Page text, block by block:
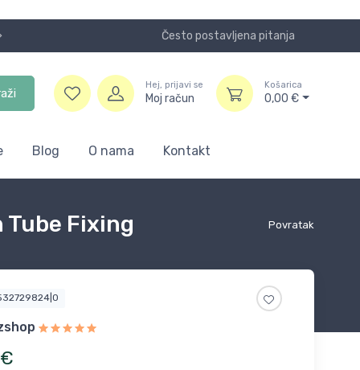
Često postavljena pitanja
Hej, prijavi se
Moj račun
Košarica
0,00 €
Blog O nama Kontakt
Povratak
Fixing
€